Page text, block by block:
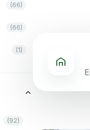
(66)
(66)
(1)
(92)